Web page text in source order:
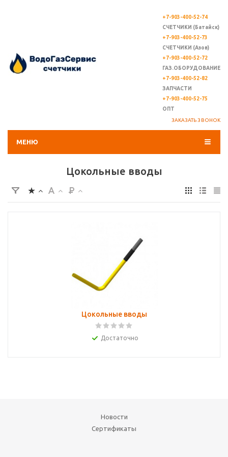
+7-903-400-52-74
СЧЕТЧИКИ (Батайск)
+7-903-400-52-73
СЧЕТЧИКИ (Азов)
+7-903-400-52-72
ГАЗ.ОБОРУДОВАНИЕ
+7-903-400-52-82
ЗАПЧАСТИ
+7-903-400-52-75
ОПТ
ЗАКАЗАТЬ ЗВОНОК
МЕНЮ
Цокольные вводы
Цокольные вводы
Достаточно
Новости
Сертификаты